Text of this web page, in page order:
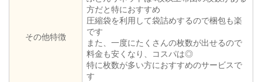
その他特徴
方だと特におすすめ
圧縮袋を利用して袋詰めするので梱包も楽
です
また、一度にたくさんの枚数が出せるので
料金も安くなり、コスパは◎
特に枚数が多い方におすすめのサービスで
す